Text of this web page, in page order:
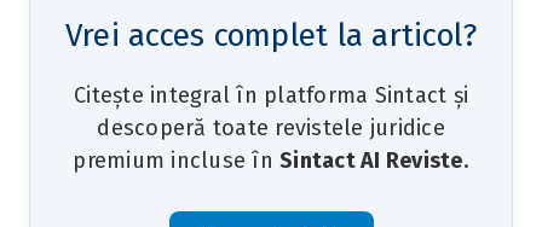
Vrei acces complet la articol?
Citește integral în platforma Sintact și
descoperă toate revistele juridice
premium incluse în Sintact AI Reviste.